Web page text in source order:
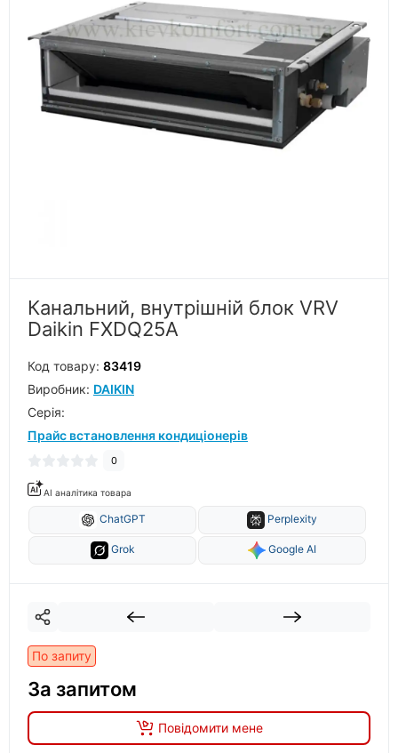
Канальний, внутрішній блок VRV
Daikin FXDQ25A
Код товару: 83419
Виробник: DAIKIN
Серiя:
Прайс встановлення кондиціонерів
0
AI аналітика товара
ChatGPT Perplexity
Grok Google AI
По запиту
За запитом
Повідомити мене